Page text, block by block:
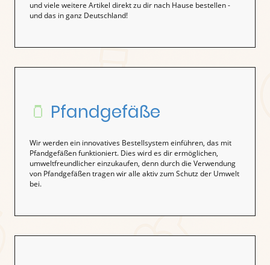
und viele weitere Artikel direkt zu dir nach Hause bestellen -
und das in ganz Deutschland!
🫙 Pfandgefäße
Wir werden ein innovatives Bestellsystem einführen, das mit
Pfandgefäßen funktioniert. Dies wird es dir ermöglichen,
umweltfreundlicher einzukaufen, denn durch die Verwendung
von Pfandgefäßen tragen wir alle aktiv zum Schutz der Umwelt
bei.